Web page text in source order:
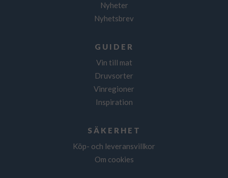
Nyheter
Nyhetsbrev
GUIDER
Vin till mat
Druvsorter
Vinregioner
Inspiration
SÄKERHET
Köp- och leveransvillkor
Om cookies